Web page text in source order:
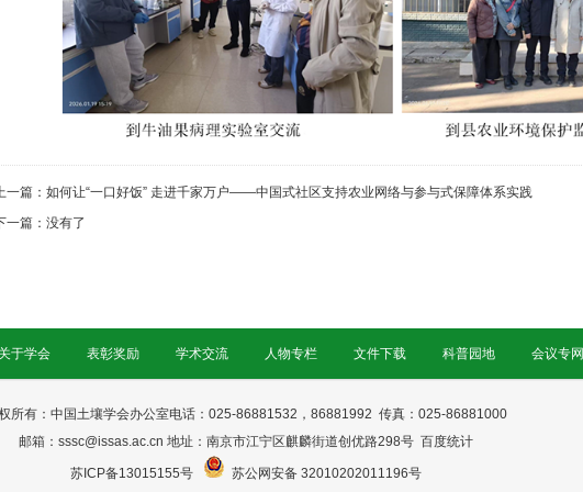
一篇： 如何让“一口好饭” 走进千家万户——中国式社区支持农业网络与参与式保障体系实践
一篇：没有了
关于学会 表彰奖励 学术交流 人物专栏 文件下载 科普园地 会议专网
所有：中国土壤学会办公室电话：025-86881532，86881992 传真：025-86881000
邮箱：sssc@issas.ac.cn 地址： 南京市江宁区麒麟街道创优路298号 百度统计
苏ICP备13015155号 苏公网安备 32010202011196号